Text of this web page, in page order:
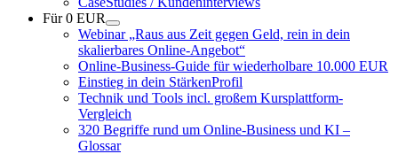
Für 0 EUR
Webinar „Raus aus Zeit gegen Geld, rein in dein
skalierbares Online-Angebot“
Online-Business-Guide für wiederholbare 10.000 EUR
Einstieg in dein StärkenProfil
Technik und Tools incl. großem Kursplattform-
Vergleich
320 Begriffe rund um Online-Business und KI –
Glossar